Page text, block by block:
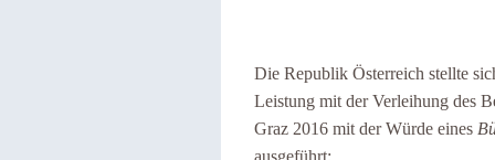
Die Republik Österreich stellte
Leistung mit der Verleihung des
Graz 2016 mit der Würde eines
ausgeführt: